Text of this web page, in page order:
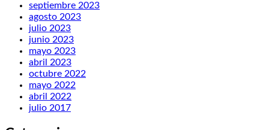
septiembre 2023
agosto 2023
julio 2023
junio 2023
mayo 2023
abril 2023
octubre 2022
mayo 2022
abril 2022
julio 2017